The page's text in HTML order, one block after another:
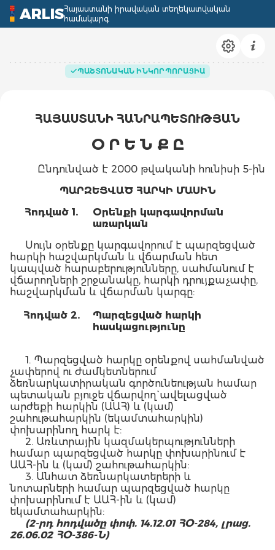
ARLISՀայաստանի իրավական տեղեկատվական
համակարգ
ՊԱՇՏՈՆԱԿԱՆ ԻՆԿՈՐՊՈՐԱՑԻԱ
ՀԱՅԱՍՏԱՆԻ ՀԱՆՐԱՊԵՏՈՒԹՅԱՆ
Օ Ր Ե Ն Ք Ը
Ընդունված է 2000 թվականի հունիսի 5-ին
ՊԱՐԶԵՑՎԱԾ ՀԱՐԿԻ ՄԱՍԻՆ
Հոդված 1.
Օրենքի կարգավորման
առարկան
Սույն օրենքը կարգավորում է պարզեցված
հարկի հաշվարկման և վճարման հետ
կապված հարաբերությունները, սահմանում է
վճարողների շրջանակը, հարկի դրույքաչափը,
հաշվարկման և վճարման կարգը:
Հոդված 2.
Պարզեցված հարկի
հասկացությունը
1. Պարզեցված հարկը օրենքով սահմանված
չափերով ու ժամկետներում
ձեռնարկատիրական գործունեության համար
պետական բյուջե վճարվող` ավելացված
արժեքի հարկին (ԱԱՀ) և (կամ)
շահութահարկին (եկամտահարկին)
փոխարինող հարկ է:
2. Առևտրային կազմակերպությունների
համար պարզեցված հարկը փոխարինում է
ԱԱՀ-ին և (կամ) շահութահարկին:
3. Անհատ ձեռնարկատերերի և
նոտարների համար պարզեցված հարկը
փոխարինում է ԱԱՀ-ին և (կամ)
եկամտահարկին:
(2-րդ հոդվածը փոփ. 14.12.01 ՀՕ-284, լրաց.
26.06.02 ՀՕ-386-Ն)